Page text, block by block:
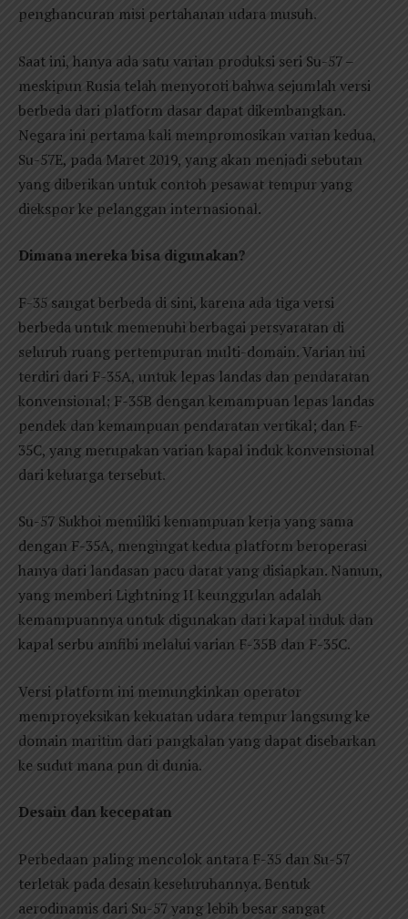
penghancuran misi pertahanan udara musuh.
Saat ini, hanya ada satu varian produksi seri Su-57 –
meskipun Rusia telah menyoroti bahwa sejumlah versi
berbeda dari platform dasar dapat dikembangkan.
Negara ini pertama kali mempromosikan varian kedua,
Su-57E, pada Maret 2019, yang akan menjadi sebutan
yang diberikan untuk contoh pesawat tempur yang
diekspor ke pelanggan internasional.
Dimana mereka bisa digunakan?
F-35 sangat berbeda di sini, karena ada tiga versi
berbeda untuk memenuhi berbagai persyaratan di
seluruh ruang pertempuran multi-domain. Varian ini
terdiri dari F-35A, untuk lepas landas dan pendaratan
konvensional; F-35B dengan kemampuan lepas landas
pendek dan kemampuan pendaratan vertikal; dan F-
35C, yang merupakan varian kapal induk konvensional
dari keluarga tersebut.
Su-57 Sukhoi memiliki kemampuan kerja yang sama
dengan F-35A, mengingat kedua platform beroperasi
hanya dari landasan pacu darat yang disiapkan. Namun,
yang memberi Lightning II keunggulan adalah
kemampuannya untuk digunakan dari kapal induk dan
kapal serbu amfibi melalui varian F-35B dan F-35C.
Versi platform ini memungkinkan operator
memproyeksikan kekuatan udara tempur langsung ke
domain maritim dari pangkalan yang dapat disebarkan
ke sudut mana pun di dunia.
Desain dan kecepatan
Perbedaan paling mencolok antara F-35 dan Su-57
terletak pada desain keseluruhannya. Bentuk
aerodinamis dari Su-57 yang lebih besar sangat